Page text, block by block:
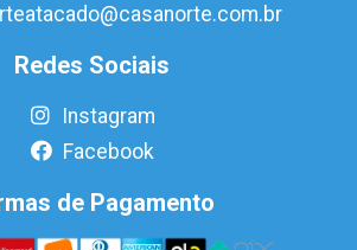
Redes Sociais
Instagram
Facebook
de Pagamento